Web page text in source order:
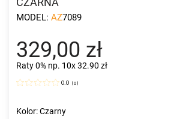
MODEL: AZ7089
329,00 zł
Raty 0% np. 10x 32.90 zł
0.0 (0)
Kolor: Czarny